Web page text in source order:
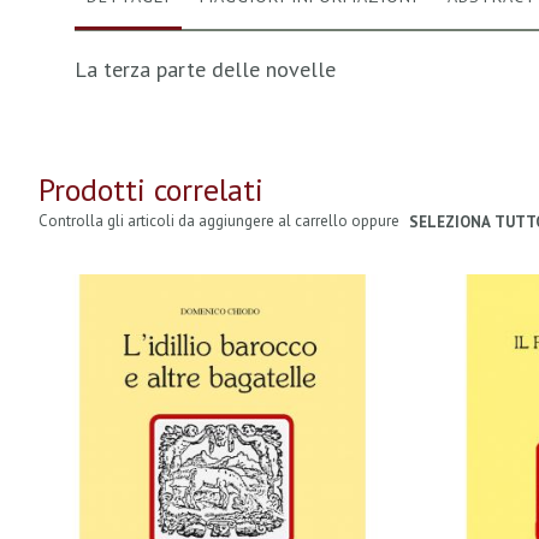
La terza parte delle novelle
Prodotti correlati
Controlla gli articoli da aggiungere al carrello oppure SELEZIONA